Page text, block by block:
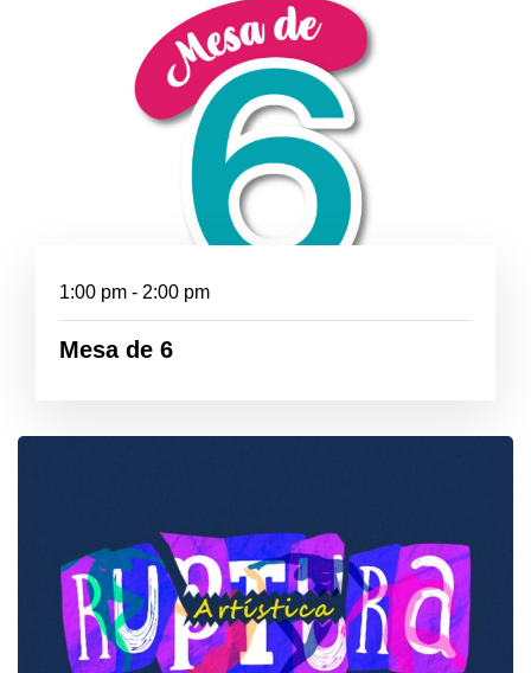
1:00 pm - 2:00 pm
Mesa de 6